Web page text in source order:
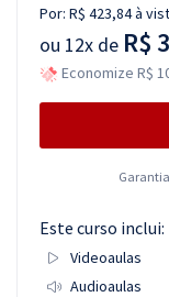
Por: R$ 423,84à
ou 12x de R$
Economize R$
Este curso inclui:
Videoaulas
Audioaulas